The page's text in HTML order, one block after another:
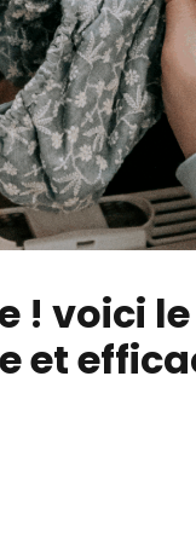
! voici
et